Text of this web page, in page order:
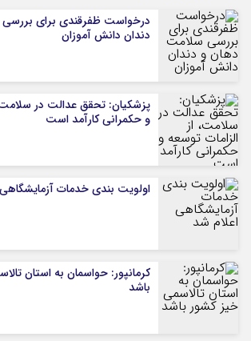
درخواست ظفرقندی برای
دندان دانش آموزان
پزشکیان: تحقق عدالت در
و حکمرانی کارآمد است
اولویت بندی خدمات
کرمانپور: حواسمان به استان
باشد